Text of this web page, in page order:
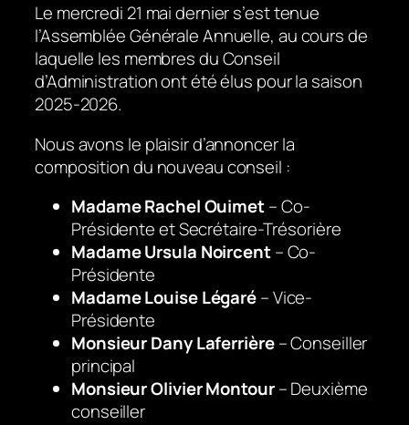
Le mercredi 21 mai dernier s’est tenue
l’Assemblée Générale Annuelle, au cours de
laquelle les membres du Conseil
d’Administration ont été élus pour la saison
2025-2026.
Nous avons le plaisir d’annoncer la
composition du nouveau conseil :
Madame Rachel Ouimet– Co-
Présidente et Secrétaire-Trésorière
Madame Ursula Noircent– Co-
Présidente
Madame Louise Légaré– Vice-
Présidente
Monsieur Dany Laferrière– Conseiller
principal
Monsieur Olivier Montour– Deuxième
conseiller